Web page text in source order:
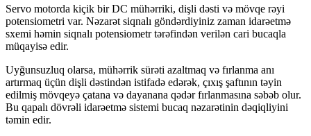
Servo motorda kiçik bir DC mühərriki, dişli dəsti və mövqe rəyi
potensiometri var. Nəzarət siqnalı göndərdiyiniz zaman idarəetmə
sxemi həmin siqnalı potensiometr tərəfindən verilən cari bucaqla
müqayisə edir.
Uyğunsuzluq olarsa, mühərrik sürəti azaltmaq və fırlanma anı
artırmaq üçün dişli dəstindən istifadə edərək, çıxış şaftının təyin
edilmiş mövqeyə çatana və dayanana qədər fırlanmasına səbəb olur.
Bu qapalı dövrəli idarəetmə sistemi bucaq nəzarətinin dəqiqliyini
təmin edir.